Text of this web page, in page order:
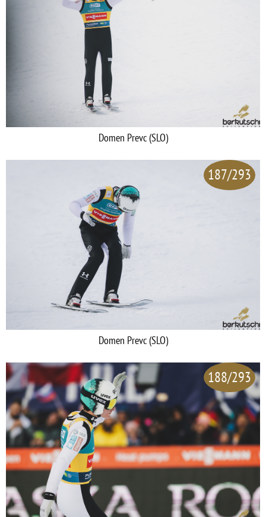
Domen Prevc (SLO)
187/293
Domen Prevc (SLO)
188/293